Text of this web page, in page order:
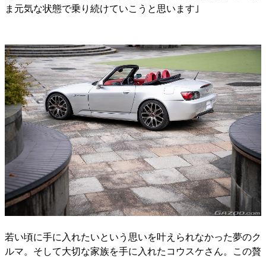
ま元気な状態で乗り続けていこうと思います｣
若い頃に手に入れたいという思いを叶えられなかった夢のク
ルマ。そして大切な家族を手に入れたコウスケさん。この贅